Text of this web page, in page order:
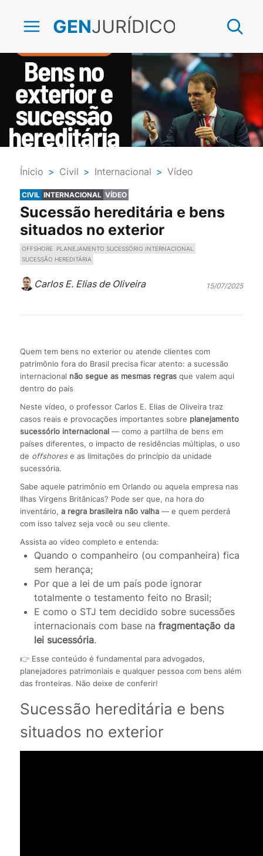
GENJURÍDICO
Ínicio > Civil > Internacional > Vídeo
CIVIL INTERNACIONAL VÍDEO
Sucessão hereditária e bens
situados no exterior
OFFSHORE
PLANEJAMENTO SUCESSÓRIO INTERNACIONAL
SUCESSÃO HEREDITÁRIA
Carlos E. Elias de Oliveira 15/07/2025
Quem tem bens no exterior ou atende clientes com
patrimônio fora do Brasil precisa ficar atento: a sucessão
internacional não segue as mesmas regrasque valem aqui
dentro do país
Neste vídeo, o professor Carlos E. Elias de Oliveira traz
casos reais e provocações importantes sobre planejamento
sucessório internacional— como a partilha de bens em
países diferentes, o impacto de residências múltiplas, o uso
de offshorese as limitações do princípio da unidade
sucessória.
Sabe aquele patrimônio em Orlando ou aquela empresa nas
Ilhas Virgens Britânicas? Pode ser que, na hora do
inventário, a regra brasileira não valha— e quem perderá
com isso talvez seja você ou seu cliente.
Assista ao vídeo completo e entenda:
Quando o companheiro (ou companheira) fica
sem herança;
Por que a lei de um país pode ignorar
totalmente o testamento feito no Brasil;
E como o STJ tem decidido sobre sucessões
internacionais com base na fragmentação da
lei sucessória.
👉 Esse conteúdo é fundamental para advogados,
planejadores patrimoniais e qualquer pessoa com bens além
das fronteiras. Não deixe de conferir!
Sucessão hereditária e bens
situados no exterior